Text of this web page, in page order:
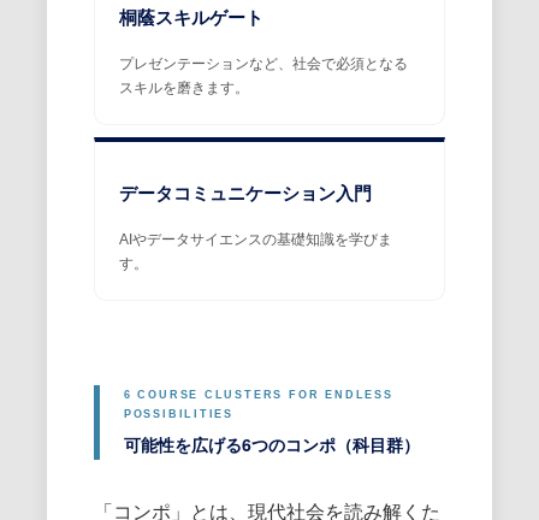
桐蔭スキルゲート
プレゼンテーションなど、社会で必須となる
スキルを磨きます。
データコミュニケーション入門
AIやデータサイエンスの基礎知識を学びま
す。
可能性を広げる6つのコンポ（科目群）
「コンポ」とは、現代社会を読み解くた